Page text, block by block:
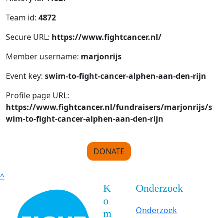
Team id: 4872
Secure URL: https://www.fightcancer.nl/
Member username: marjonrijs
Event key: swim-to-fight-cancer-alphen-aan-den-rijn
Profile page URL:
https://www.fightcancer.nl/fundraisers/marjonrijs/s
wim-to-fight-cancer-alphen-aan-den-rijn
DONATE
^
K
o
m
Onderzoek
Onderzoek